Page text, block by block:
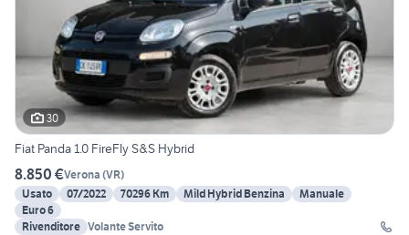
30
Fiat Panda 1.0 FireFly S&S Hybrid
8.850 €Verona (VR)
Usato
07/2022 70296 Km Mild Hybrid Benzina
Manuale
Euro 6
Rivenditore Volante Servito